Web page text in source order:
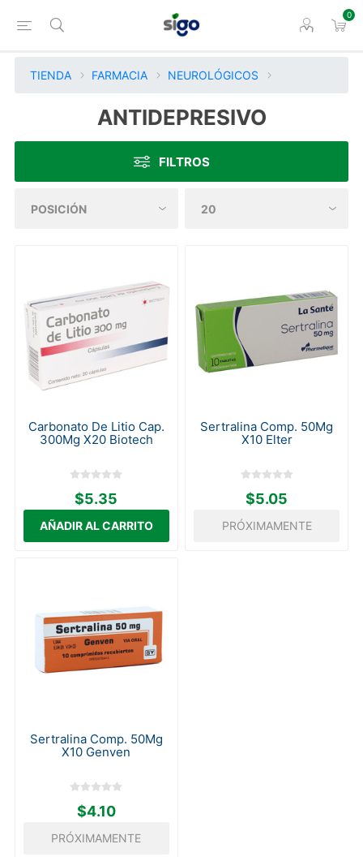
0
TIENDA FARMACIA NEUROLÓGICOS
ANTIDEPRESIVO
FILTROS
Carbonato De Litio Cap.
300Mg X20 Biotech
$5.35
Sertralina Comp. 50Mg
X10 Elter
$5.05
PRÓXIMAMENTE
Sertralina Comp. 50Mg
X10 Genven
$4.10
PRÓXIMAMENTE